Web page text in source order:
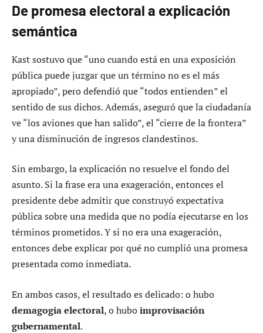
De promesa electoral a explicación
semántica
Kast sostuvo que “uno cuando está en una exposición
pública puede juzgar que un término no es el más
apropiado”, pero defendió que “todos entienden” el
sentido de sus dichos. Además, aseguró que la ciudadanía
ve “los aviones que han salido”, el “cierre de la frontera”
y una disminución de ingresos clandestinos.
Sin embargo, la explicación no resuelve el fondo del
asunto. Si la frase era una exageración, entonces el
presidente debe admitir que construyó expectativa
pública sobre una medida que no podía ejecutarse en los
términos prometidos. Y si no era una exageración,
entonces debe explicar por qué no cumplió una promesa
presentada como inmediata.
En ambos casos, el resultado es delicado: o hubo
demagogia electoral, o huboimprovisación
gubernamental.